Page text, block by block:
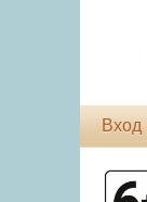
Вход